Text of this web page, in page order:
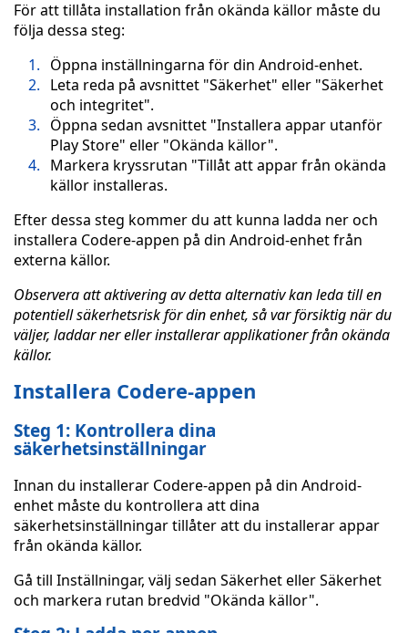
För att tillåta installation från okända källor måste du
följa dessa steg:
Öppna inställningarna för din Android-enhet.
Leta reda på avsnittet "Säkerhet" eller "Säkerhet
och integritet".
Öppna sedan avsnittet "Installera appar utanför
Play Store" eller "Okända källor".
Markera kryssrutan "Tillåt att appar från okända
källor installeras.
Efter dessa steg kommer du att kunna ladda ner och
installera Codere-appen på din Android-enhet från
externa källor.
Observera att aktivering av detta alternativ kan leda till en
potentiell säkerhetsrisk för din enhet, så var försiktig när du
väljer, laddar ner eller installerar applikationer från okända
källor.
Installera Codere-appen
Steg 1: Kontrollera dina
säkerhetsinställningar
Innan du installerar Codere-appen på din Android-
enhet måste du kontrollera att dina
säkerhetsinställningar tillåter att du installerar appar
från okända källor.
Gå till Inställningar, välj sedan Säkerhet eller Säkerhet
och markera rutan bredvid "Okända källor".